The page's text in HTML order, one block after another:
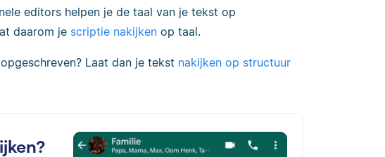
editors helpen je de taal van je tekst op
daarom je scriptie nakijken op taal.
Laat dan je tekst nakijken op structuur